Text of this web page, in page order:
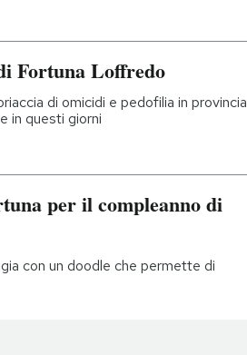
Fortuna Loffredo
di omicidi e pedofilia in provincia
in questi giorni
per il compleanno di
con un doodle che permette di